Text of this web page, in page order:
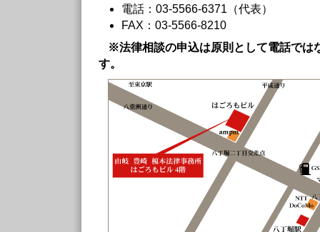
電話：03-5566-6371（代表）
FAX：03-5566-8210
※法律相談の申込は原則として電話では
す。